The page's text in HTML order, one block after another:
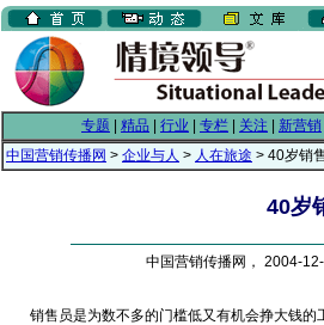
专题 精品 行业 专栏 关注 新营销
中国营销传播网 > 企业与人 > 人在旅途 > 40岁销
40岁
中国营销传播网， 2004-
销售员是为数不多的门槛低又有机会挣大钱的